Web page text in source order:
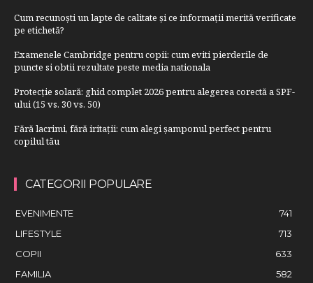
Cum recunoști un lapte de calitate și ce informații merită verificate
pe etichetă?
Examenele Cambridge pentru copii: cum eviti pierderile de
puncte si obtii rezultate peste media nationala
Protecție solară: ghid complet 2026 pentru alegerea corectă a SPF-
ului (15 vs. 30 vs. 50)
Fără lacrimi, fără iritații: cum alegi șamponul perfect pentru
copilul tău
CATEGORII POPULARE
EVENIMENTE
741
LIFESTYLE
713
COPII
633
FAMILIA
582